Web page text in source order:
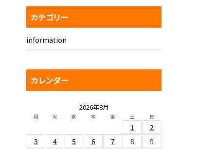
カテゴリー
information
カレンダー
2026年8月
月 火 水 木 金 土 日
1
2
3
4 5 6 7 8
9